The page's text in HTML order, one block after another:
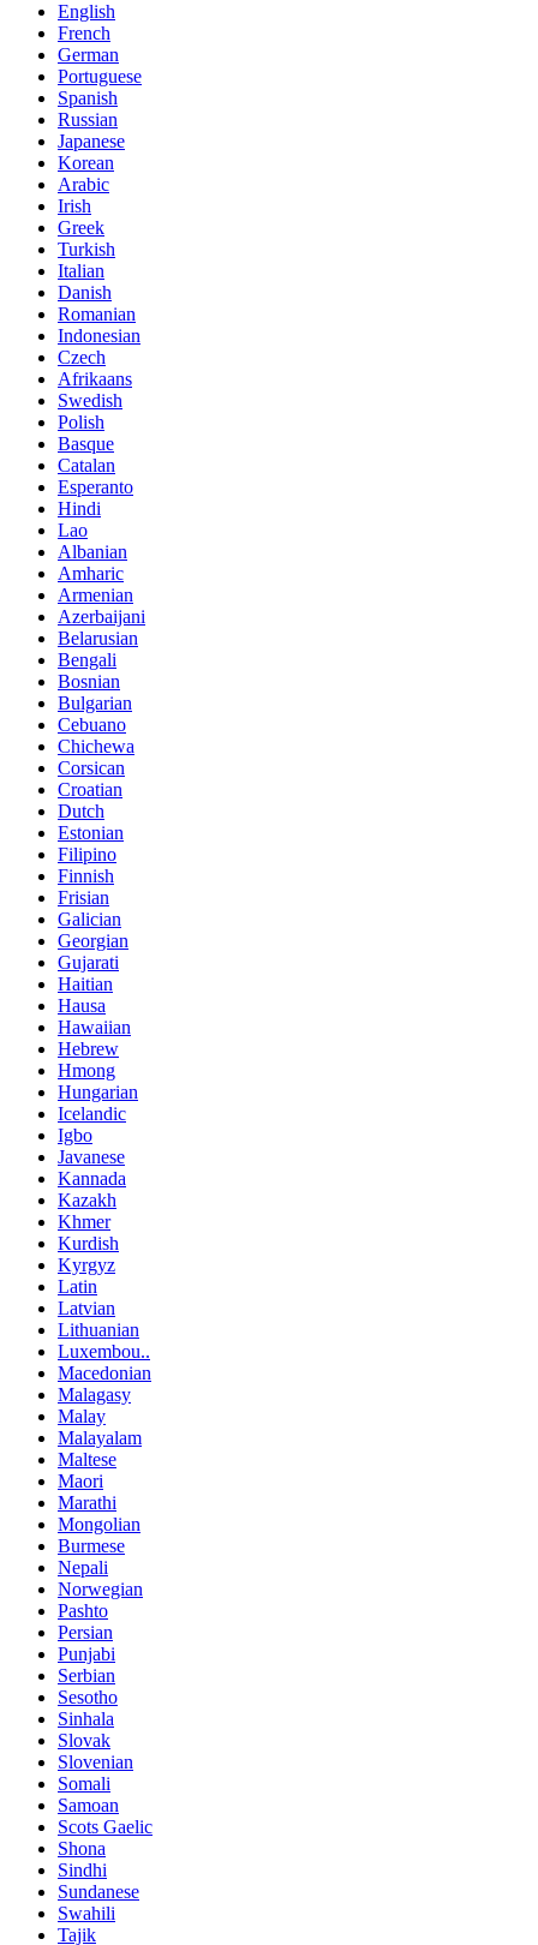
English
French
German
Portuguese
Spanish
Russian
Japanese
Korean
Arabic
Irish
Greek
Turkish
Italian
Danish
Romanian
Indonesian
Czech
Afrikaans
Swedish
Polish
Basque
Catalan
Esperanto
Hindi
Lao
Albanian
Amharic
Armenian
Azerbaijani
Belarusian
Bengali
Bosnian
Bulgarian
Cebuano
Chichewa
Corsican
Croatian
Dutch
Estonian
Filipino
Finnish
Frisian
Galician
Georgian
Gujarati
Haitian
Hausa
Hawaiian
Hebrew
Hmong
Hungarian
Icelandic
Igbo
Javanese
Kannada
Kazakh
Khmer
Kurdish
Kyrgyz
Latin
Latvian
Lithuanian
Luxembou..
Macedonian
Malagasy
Malay
Malayalam
Maltese
Maori
Marathi
Mongolian
Burmese
Nepali
Norwegian
Pashto
Persian
Punjabi
Serbian
Sesotho
Sinhala
Slovak
Slovenian
Somali
Samoan
Scots Gaelic
Shona
Sindhi
Sundanese
Swahili
Tajik